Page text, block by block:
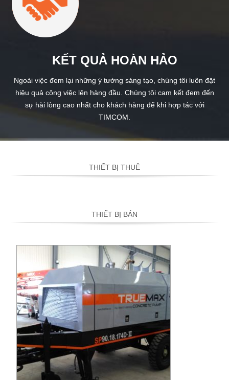
KẾT QUẢ HOÀN HẢO
Ngoài việc đem lại những ý tưởng sáng tạo, chúng tôi luôn đặt
hiệu quả công việc lên hàng đầu. Chúng tôi cam kết đem đến
sự hài lòng cao nhất cho khách hàng để khi hợp tác với
TIMCOM.
THIẾT BỊ THUÊ
THIẾT BỊ BÁN